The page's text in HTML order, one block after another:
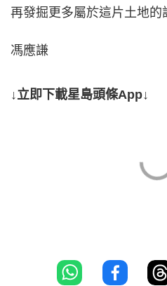
再發掘更多屬於這片土地的
馮應謙
↓立即下載星島頭條App↓